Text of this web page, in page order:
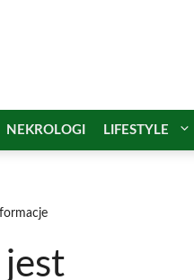
NEKROLOGI LIFESTYLE
jest